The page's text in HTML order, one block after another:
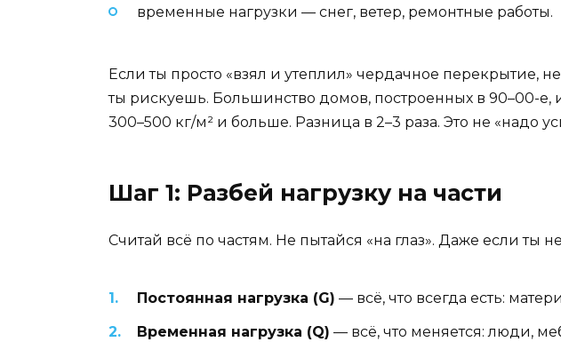
временные нагрузки — снег, ветер, ремонтные работы.
Если ты просто «взял и утеплил» чердачное перекрытие,
ты рискуешь. Большинство домов, построенных в 90–00-
300–500 кг/м² и больше. Разница в 2–3 раза. Это не «надо
Шаг 1: Разбей нагрузку на части
Считай всё по частям. Не пытайся «на глаз». Даже если ты
Постоянная нагрузка (G) — всё, что всегда есть:
Временная нагрузка (Q) — всё, что меняется: люди,